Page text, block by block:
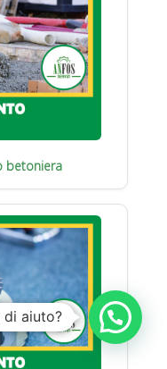
betoniera
di aiuto?